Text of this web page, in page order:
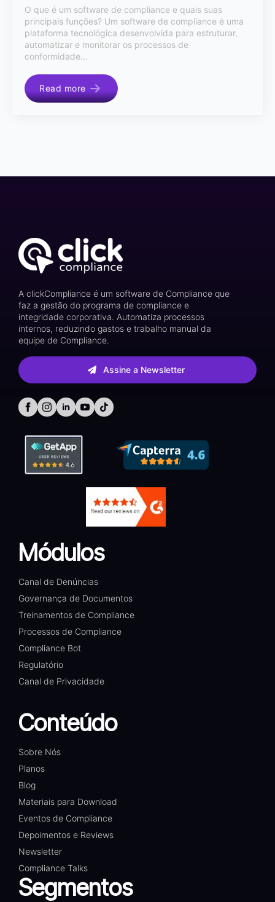
O que é um software de compliance e quais suas
principais funções? Um software de compliance é uma
plataforma tecnológica desenvolvida para estruturar,
automatizar e monitorar os processos de
conformidade…
Read more
A clickCompliance é um software de Compliance que
faz a gestão do programa de compliance e
integridade corporativa. Automatiza processos
internos, reduzindo gastos e trabalho manual da
equipe de Compliance.
Assine a Newsletter
Módulos
Canal de Denúncias
Governança de Documentos
Treinamentos de Compliance
Processos de Compliance
Compliance Bot
Regulatório
Canal de Privacidade
Conteúdo
Sobre Nós
Planos
Blog
Materiais para Download
Eventos de Compliance
Depoimentos e Reviews
Newsletter
Compliance Talks
Segmentos